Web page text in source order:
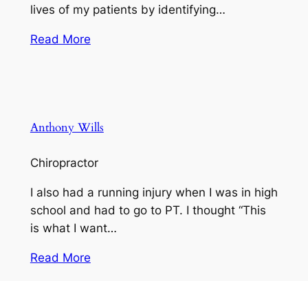
lives of my patients by identifying…
Read More
Anthony Wills
Chiropractor
I also had a running injury when I was in high
school and had to go to PT. I thought “This
is what I want…
Read More